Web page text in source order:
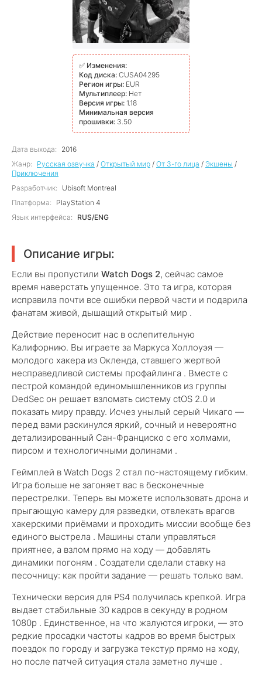
✅ Изменения:
Код диска: CUSA04295
Регион игры: EUR
Мультиплеер: Нет
Версия игры: 1.18
Минимальная версия
прошивки: 3.50
Дата выхода:
2016
Жанр:
Русская озвучка / Открытый мир / От 3-го лица / Экшены /
Приключения
Разработчик:
Ubisoft Montreal
Платформа:
PlayStation 4
Язык интерфейса:
RUS/ENG
Описание игры:
Если вы пропустили Watch Dogs 2, сейчас самое
время наверстать упущенное. Это та игра, которая
исправила почти все ошибки первой части и подарила
фанатам живой, дышащий открытый мир .
Действие переносит нас в ослепительную
Калифорнию. Вы играете за Маркуса Холлоуэя —
молодого хакера из Окленда, ставшего жертвой
несправедливой системы профайлинга . Вместе с
пестрой командой единомышленников из группы
DedSec он решает взломать систему ctOS 2.0 и
показать миру правду. Исчез унылый серый Чикаго —
перед вами раскинулся яркий, сочный и невероятно
детализированный Сан-Франциско с его холмами,
пирсом и технологичными долинами .
Геймплей в Watch Dogs 2 стал по-настоящему гибким.
Игра больше не загоняет вас в бесконечные
перестрелки. Теперь вы можете использовать дрона и
прыгающую камеру для разведки, отвлекать врагов
хакерскими приёмами и проходить миссии вообще без
единого выстрела . Машины стали управляться
приятнее, а взлом прямо на ходу — добавлять
динамики погоням . Создатели сделали ставку на
песочницу: как пройти задание — решать только вам.
Технически версия для PS4 получилась крепкой. Игра
выдает стабильные 30 кадров в секунду в родном
1080p . Единственное, на что жалуются игроки, — это
редкие просадки частоты кадров во время быстрых
поездок по городу и загрузка текстур прямо на ходу,
но после патчей ситуация стала заметно лучше .